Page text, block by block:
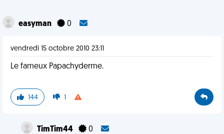
easyman 0
vendredi 15 octobre 2010 23:11
Le fameux Papachyderme.
144 1
TimTim44 0